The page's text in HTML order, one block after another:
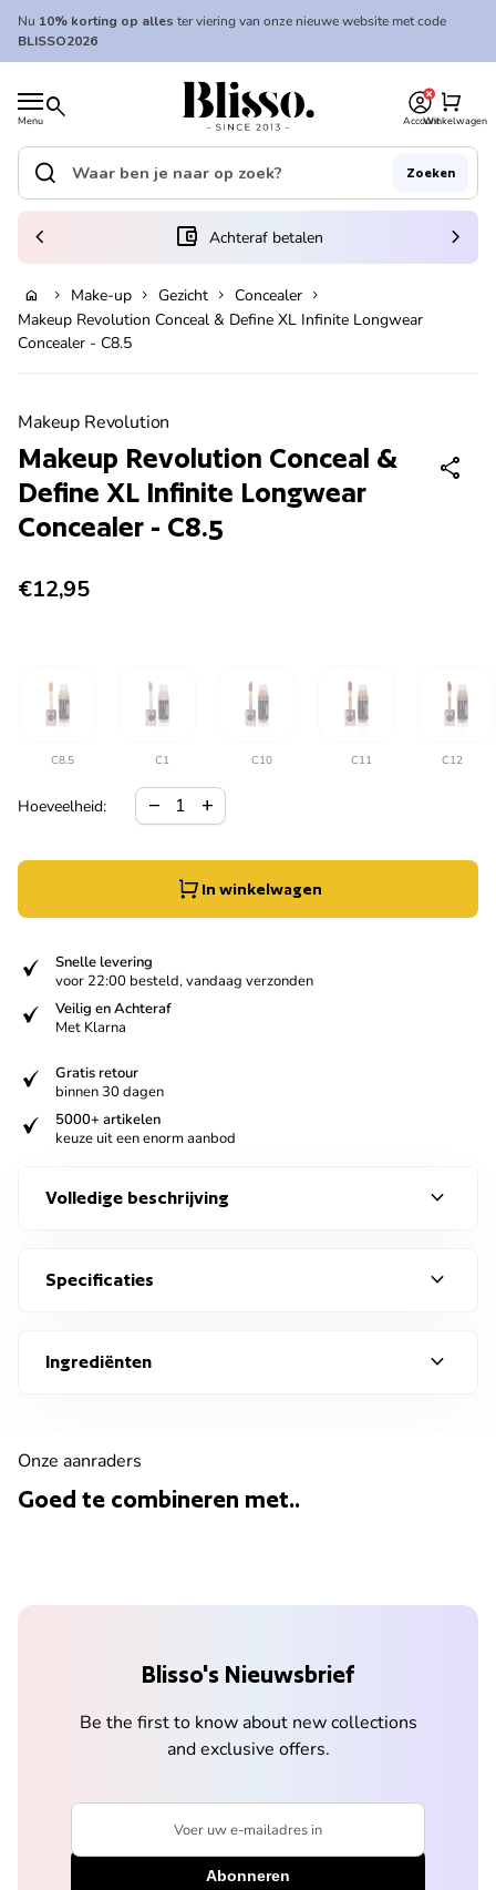
In winkelwagen
Overslaan naar inhoud
Nu 10% korting op alles ter viering van onze nieuwe website met code
BLISSO2026
Menu search
Home
AccountWinkelwagen
shopping_cart
Home
Zoek op"
search Zoeken
(link opent in nieuw tabblad/venster)
account_balance_wallet Achteraf betalen
chevron_left chevron_right
home chevron_right Make-up chevron_right Gezicht chevron_right Concealer chevron_right
Makeup Revolution Conceal & Define XL Infinite Longwear
Concealer - C8.5
Makeup Revolution
Makeup Revolution Conceal &
Define XL Infinite Longwear
Concealer - C8.5
share
Normale prijs
€12,95
C8.5 C1 C10 C11 C12
Hoeveelheid:
Hoeveelheid verlagen voor
remove
Verhoog de hoeveelheid voor
add
In winkelwagen
verified
Snelle levering
voor 22:00 besteld, vandaag verzonden
verified
Veilig en Achteraf
Met Klarna
verified
Gratis retour
binnen 30 dagen
verified
5000+ artikelen
keuze uit een enorm aanbod
Volledige beschrijving expand_more
Specificaties expand_more
Ingrediënten expand_more
Onze aanraders
Goed te combineren met..
Blisso's Nieuwsbrief
Be the first to know about new collections
and exclusive offers.
Voer uw e-mailadres in